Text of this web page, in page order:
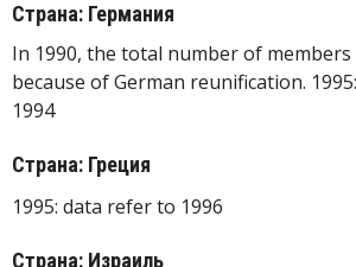
Страна: Германия
In 1990, the total number of members
because of German reunification.
1994
Страна: Греция
1995: data refer to 1996
Страна: Израиль